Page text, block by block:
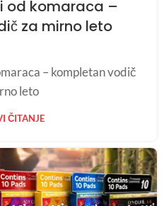
od komaraca –
za mirno leto
– kompletan vodič
leto
ČITANJE